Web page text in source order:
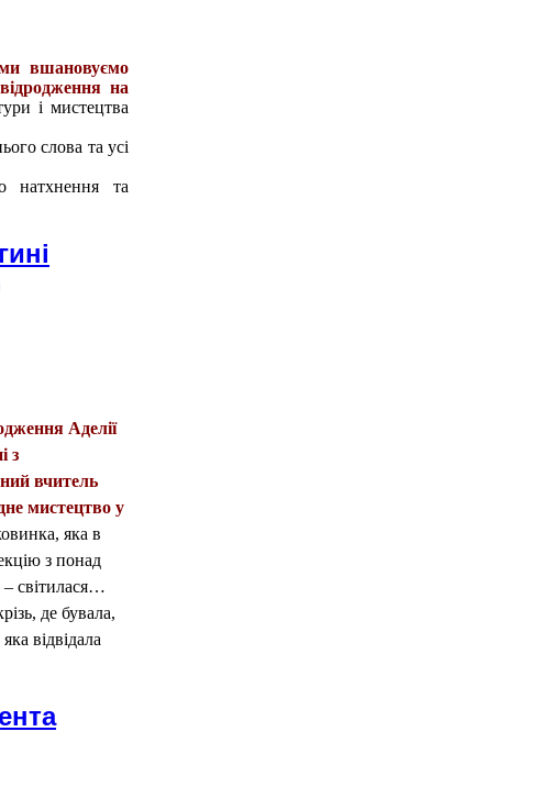
вшановуємо
на
і мистецтва
слова та усі
натхнення та
Аделії
з
вчитель
мистецтво у
яка в
з понад
світилася…
де бувала,
відвідала